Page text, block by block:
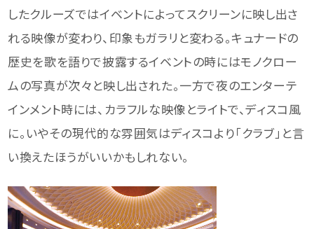
したクルーズではイベントによってスクリーンに映し出さ
れる映像が変わり、印象もガラリと変わる。キュナードの
歴史を歌を語りで披露するイベントの時にはモノクロー
ムの写真が次々と映し出された。一方で夜のエンターテ
インメント時には、カラフルな映像とライトで、ディスコ風
に。いやその現代的な雰囲気はディスコより「クラブ」と言
い換えたほうがいいかもしれない。